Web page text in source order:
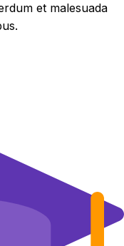
et malesuada